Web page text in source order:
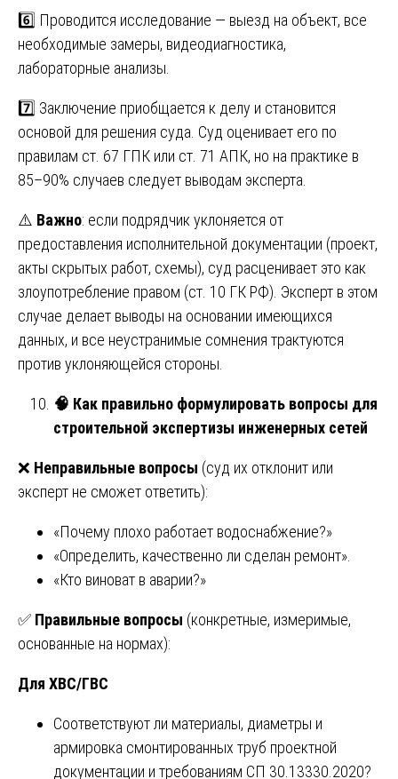
6️⃣ Проводится исследование — выезд на объект, все
необходимые замеры, видеодиагностика,
лабораторные анализы.
7️⃣ Заключение приобщается к делу и становится
основой для решения суда. Суд оценивает его по
правилам ст. 67 ГПК или ст. 71 АПК, но на практике в
85–90% случаев следует выводам эксперта.
⚠️ Важно: если подрядчик уклоняется от
предоставления исполнительной документации (проект,
акты скрытых работ, схемы), суд расценивает это как
злоупотребление правом (ст. 10 ГК РФ). Эксперт в этом
случае делает выводы на основании имеющихся
данных, и все неустранимые сомнения трактуются
против уклоняющейся стороны.
🧠 Как правильно формулировать вопросы для
строительной экспертизы инженерных сетей
❌ Неправильные вопросы (суд их отклонит или
эксперт не сможет ответить):
«Почему плохо работает водоснабжение?»
«Определить, качественно ли сделан ремонт».
«Кто виноват в аварии?»
✅ Правильные вопросы (конкретные, измеримые,
основанные на нормах):
Для ХВС/ГВС
Соответствуют ли материалы, диаметры и
армировка смонтированных труб проектной
документации и требованиям СП 30.13330.2020?